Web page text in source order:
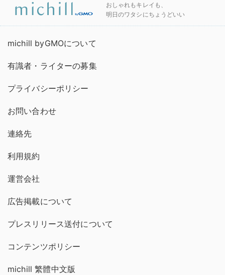
おしゃれもキレイも、
明日のワタシにちょうどいい
michill byGMOについて
有識者・ライターの募集
プライバシーポリシー
お問い合わせ
連絡先
利用規約
運営会社
広告掲載について
プレスリリース送付について
コンテンツポリシー
michill 繁體中文版